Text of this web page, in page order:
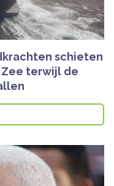
schieten
Zee terwijl de